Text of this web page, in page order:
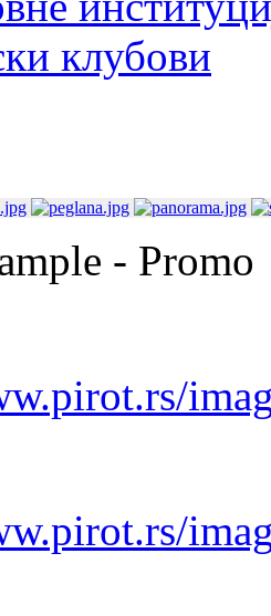
клубови
- Promo